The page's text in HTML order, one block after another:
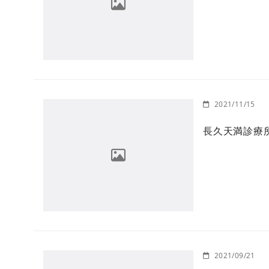
2021/11/15
長久天満診療
2021/09/21